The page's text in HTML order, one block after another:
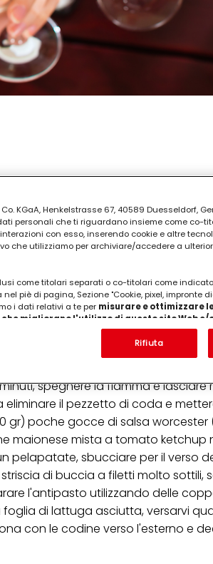
sotto la pancia fino alla testa del
spegnere la fiamma e lasciare
il pezzetto di coda e
poche gocce di salsa worcester
maionese mista a tomato ketchup
pelapatate, sbucciare per il verso
di buccia a filetti molto sottili,
l'antipasto utilizzando delle
di lattuga asciutta, versarvi
con le codine verso l'esterno e
KGaA, Henkelstrasse 67, 40589 Duesseldorf,
personali che ti riguardano insieme come co-
con esso, inserendo cookie e altre
che utilizziamo per archiviare/accedere a
come titolari separati o co-titolari come
piè di pagina, Sezione "Cookie, pixel, impronte
i dati relativi a te per misurare e ottimizzare
migliorano l'utilizzo di questo sito Web e/
questo sito Web e le tue interazioni commerciali
e su tale base tracciare i tuoi acquisti dei nostri
commerciali e creare profili individuali su di te
terzi) tramite i dispositivi assegnati a te o alla tua
pubblicitarie.
dei tuoi dati nella nostra Informativa sulla
Impronte digitali e tecnologie simili"). Puoi
i cookie sul nostro sito web nella sezione
sui cookie utilizzati su questo sito Web, in
dettagliate su ciascun cookie disponibili
sul trattamento dei tuoi dati / sull'uso
su "Accetta tutto", acconsenti all'uso dei
Se fai clic su "Rifiuta", verranno utilizzati solo i
Rifiuta